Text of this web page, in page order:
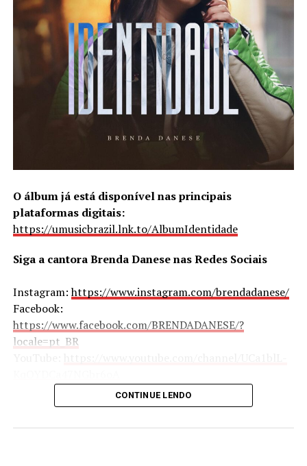
O álbum já está disponível nas principais
plataformas digitais:
https://umusicbrazil.lnk.to/AlbumIdentidade
Siga a cantora Brenda Danese nas Redes Sociais
Instagram:https://www.instagram.com/brendadanese/
Facebook:
https://www.facebook.com/BRENDADANESE/?
locale=pt_BR
CONTINUE LENDO